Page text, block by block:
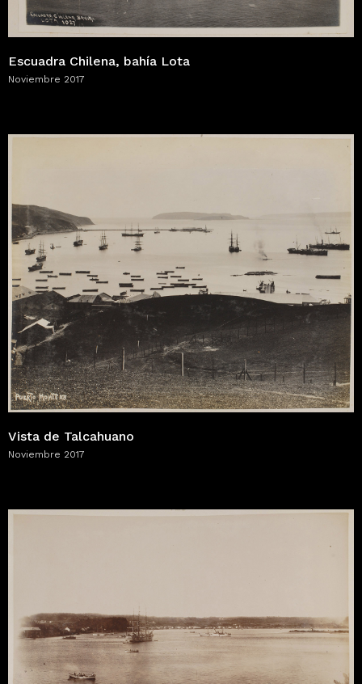
Escuadra Chilena, bahía Lota
Noviembre 2017
Vista de Talcahuano
Noviembre 2017